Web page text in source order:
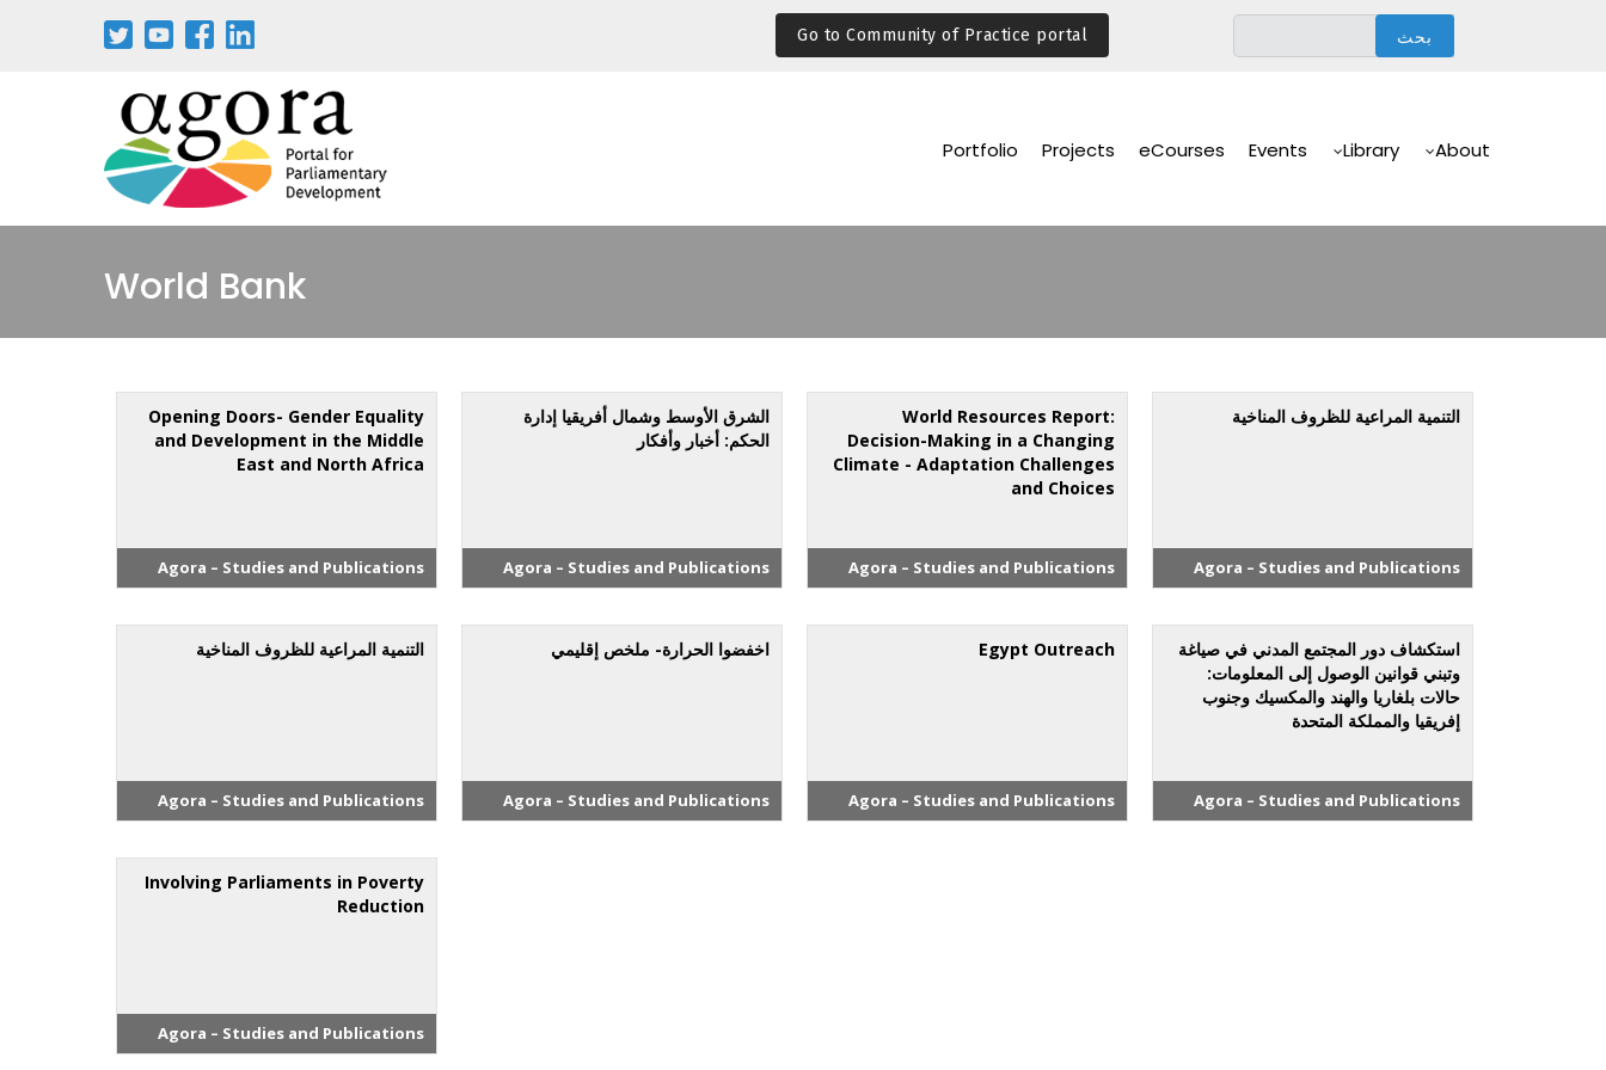
Go to Community of Practice portal
Navigation
About
Library
Events
eCourses
Projects
Portfolio
World Bank
Opening Doors- Gender Equality
and Development in the Middle
East and North Africa
Agora – Studies and Publications
اﻟﺸﺮق اﻷوﺳﻂ وﺷﻤﺎل أﻓﺮﻳﻘﻴﺎ إدارة
اﻟﺤﻜﻢ: أﺧﺒﺎر وأﻓﻜﺎر
Agora – Studies and Publications
World Resources Report:
Decision-Making in a Changing
Climate - Adaptation Challenges
and Choices
Agora – Studies and Publications
التنمية المراعية للظروف المناخية
Agora – Studies and Publications
التنمية المراعية للظروف المناخية
Agora – Studies and Publications
اخفضوا الحرارة- ملخص إقليمي
Agora – Studies and Publications
Egypt Outreach
Agora – Studies and Publications
استكشاف دور المجتمع المدني في صياغة
وتبني قوانين الوصول إلى المعلومات:
حالات بلغاريا والهند والمكسيك وجنوب
إفريقيا والمملكة المتحدة
Agora – Studies and Publications
Involving Parliaments in Poverty
Reduction
Agora – Studies and Publications